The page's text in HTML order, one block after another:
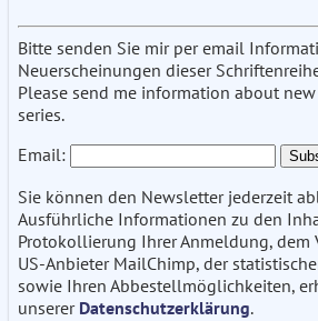
Bitte senden Sie mir per email
Neuerscheinungen dieser
Please send me information about
series.
Email:
Sie können den Newsletter jederzeit
Ausführliche Informationen zu den
Protokollierung Ihrer Anmeldung, dem
US-Anbieter MailChimp, der
sowie Ihren Abbestellmöglichkeiten,
unserer Datenschutzerklärung.